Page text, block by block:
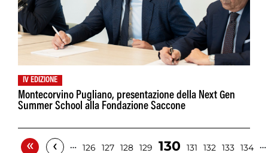
IV EDIZIONE
Montecorvino Pugliano, presentazione della Next Gen
Summer School alla Fondazione Saccone
« ‹ … 126 127 128 129 130 131 132 133 134 …